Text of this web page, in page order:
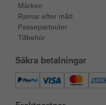
Märken
Ramar efter mått
Passepartouter
Tillbehör
Säkra betalningar